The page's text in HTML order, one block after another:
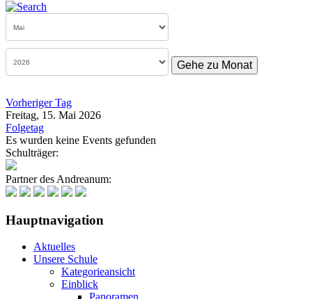
Gehe zu Monat
Vorheriger Tag
Freitag, 15. Mai 2026
Folgetag
Es wurden keine Events gefunden
Schulträger:
Partner des Andreanum:
Hauptnavigation
Aktuelles
Unsere Schule
Kategorieansicht
Einblick